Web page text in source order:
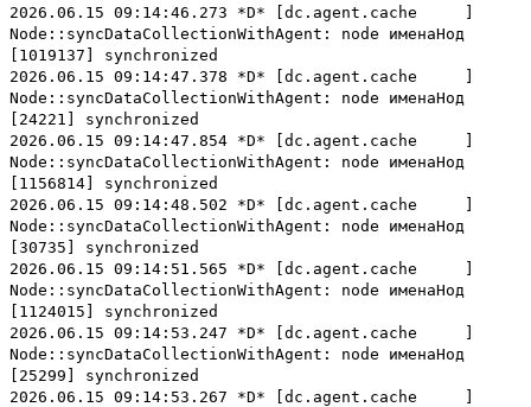
2026.06.15 09:14:46.273 *D* [dc.agent.cache ]
Node::syncDataCollectionWithAgent: node именаНод
[1019137] synchronized
2026.06.15 09:14:47.378 *D* [dc.agent.cache ]
Node::syncDataCollectionWithAgent: node именаНод
[24221] synchronized
2026.06.15 09:14:47.854 *D* [dc.agent.cache ]
Node::syncDataCollectionWithAgent: node именаНод
[1156814] synchronized
2026.06.15 09:14:48.502 *D* [dc.agent.cache ]
Node::syncDataCollectionWithAgent: node именаНод
[30735] synchronized
2026.06.15 09:14:51.565 *D* [dc.agent.cache ]
Node::syncDataCollectionWithAgent: node именаНод
[1124015] synchronized
2026.06.15 09:14:53.247 *D* [dc.agent.cache ]
Node::syncDataCollectionWithAgent: node именаНод
[25299] synchronized
2026.06.15 09:14:53.267 *D* [dc.agent.cache ]